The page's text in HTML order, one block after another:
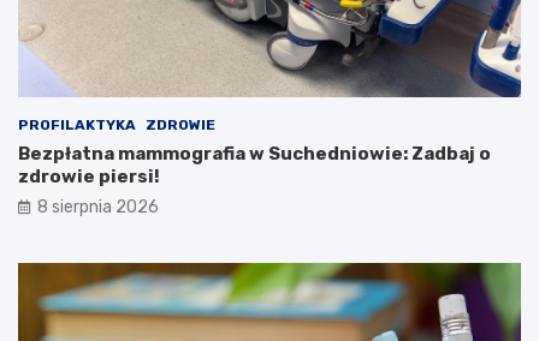
s
t
w
a
l
K
u
l
u
r
!
PROFILAKTYKA ZDROWIE
Bezpłatna mammografia w Suchedniowie: Zadbaj o
zdrowie piersi!
8 sierpnia 2026